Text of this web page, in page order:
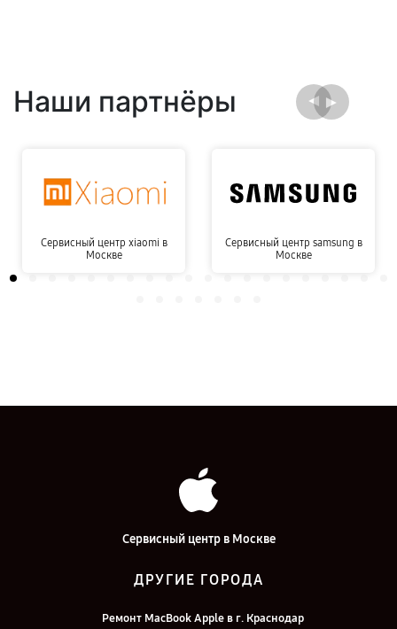
Наши партнёры
Сервисный центр xiaomi в
Москве
Сервисный центр samsung в
Москве
Сервисный центр в Москве
ДРУГИЕ ГОРОДА
Ремонт MacBook Apple в г. Краснодар